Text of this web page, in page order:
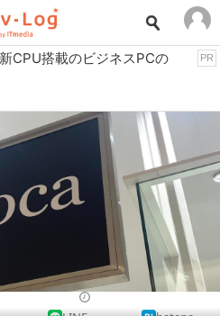
おもちゃ・ホビー
ゲーム
スイーツ・お菓子
スマホ・携帯電話
ファッション
CPU搭載のビジネスPCの
PR